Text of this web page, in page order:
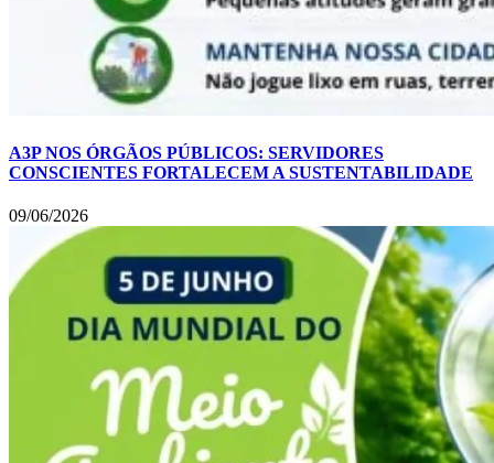
A3P NOS ÓRGÃOS PÚBLICOS: SERVIDORES
CONSCIENTES FORTALECEM A SUSTENTABILIDADE
09/06/2026